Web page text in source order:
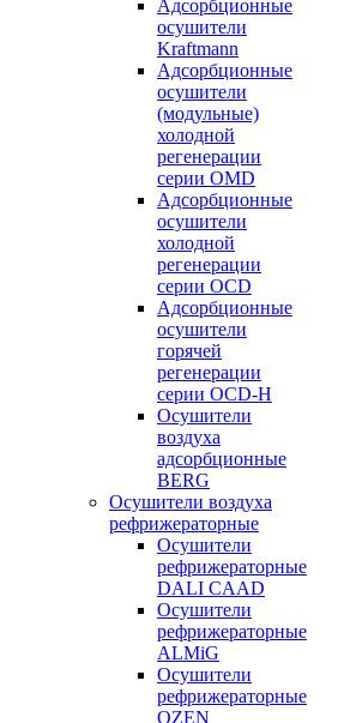
Адсорбционные
осушители
Kraftmann
Адсорбционные
осушители
(модульные)
холодной
регенерации
серии OMD
Адсорбционные
осушители
холодной
регенерации
серии OCD
Адсорбционные
осушители
горячей
регенерации
серии OСD-H
Осушители
воздуха
адсорбционные
BERG
Осушители воздуха
рефрижераторные
Осушители
рефрижераторные
DALI CAAD
Осушители
рефрижераторные
ALMiG
Осушители
рефрижераторные
OZEN